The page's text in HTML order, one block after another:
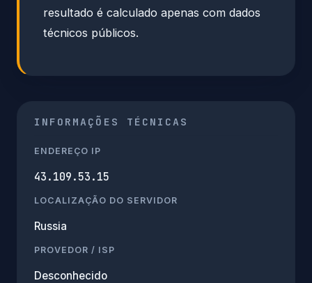
resultado é calculado apenas com dados
técnicos públicos.
INFORMAÇÕES TÉCNICAS
ENDEREÇO IP
43.109.53.15
LOCALIZAÇÃO DO SERVIDOR
Russia
PROVEDOR / ISP
Desconhecido